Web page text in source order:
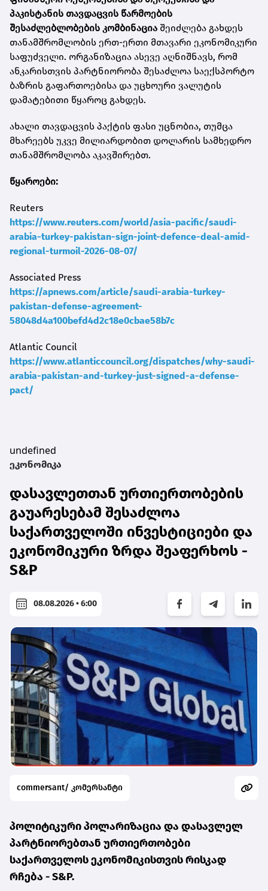
პაკისტანის თავდაცვის წარმოების
შესაძლებლობების კომბინაცია შეიძლება გახდეს
თანამშრომლობის ერთ-ერთი მთავარი ეკონომიკური
საფუძველი. ორგანიზაცია ასევე აღნიშნავს, რომ
ანკარისთვის პარტნიორობა შესაძლოა საექსპორტო
ბაზრის გაფართოებისა და უცხოური ვალუტის
დამატებითი წყაროც გახდეს.
ახალი თავდაცვის პაქტის ფასი უცნობია, თუმცა
მხარეებს უკვე მილიარდობით დოლარის სამხედრო
თანამშრომლობა აკავშირებთ.
წყაროები:
Reuters
https://www.reuters.com/world/asia-pacific/saudi-
arabia-turkey-pakistan-sign-joint-defence-deal-amid-
regional-turmoil-2026-08-07/
Associated Press
https://apnews.com/article/saudi-arabia-turkey-
pakistan-defense-agreement-
58048d4a100befd4d2c18e0cbae58b7c
Atlantic Council
https://www.atlanticcouncil.org/dispatches/why-saudi-
arabia-pakistan-and-turkey-just-signed-a-defense-
pact/
undefined
ეკონომიკა
დასავლეთთან ურთიერთობების
გაუარესებამ შესაძლოა
საქართველოში ინვესტიციები და
ეკონომიკური ზრდა შეაფერხოს -
S&P
08.08.2026 • 6:00
commersant/ კომერსანტი
პოლიტიკური პოლარიზაცია და დასავლელ
პარტნიორებთან ურთიერთობები
საქართველოს ეკონომიკისთვის რისკად
რჩება - S&P.